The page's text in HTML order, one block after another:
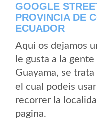
GOOGLE
PROVINCIA DE
ECUADOR
Aqui os dejamos
le gusta a la
Guayama, se
el cual podeis
recorrer la
pagina.